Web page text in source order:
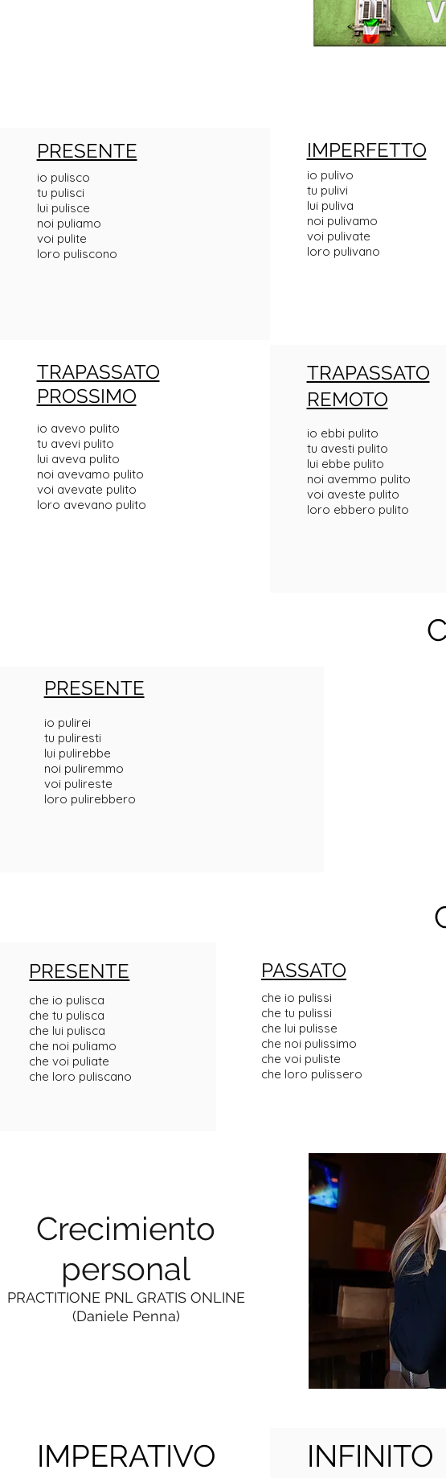
PRESENTE
io pulisco
tu pulisci
lui pulisce
noi puliamo
voi pulite
loro puliscono
IMPERFETTO
io pulivo
tu pulivi
lui puliva
noi pulivamo
voi pulivate
loro pulivano
TRAPASSATO
PROSSIMO
io avevo pulito
tu avevi pulito
lui aveva pulito
noi avevamo pulito
voi avevate pulito
loro avevano pulito
TRAPASSATO
REMOTO
io ebbi pulito
tu avesti pulito
lui ebbe pulito
noi avemmo pulito
voi aveste pulito
loro ebbero pulito
PRESENTE
io pulirei
tu puliresti
lui pulirebbe
noi puliremmo
voi pulireste
loro pulirebbero
PRESENTE
che io pulisca
che tu pulisca
che lui pulisca
che noi puliamo
che voi puliate
che loro puliscano
PASSATO
che io pulissi
che tu pulissi
che lui pulisse
che noi pulissimo
che voi puliste
che loro pulissero
Crecimiento
personal
PRACTITIONE PNL GRATIS ONLINE
(Daniele Penna)
IMPERATIVO INFINITO